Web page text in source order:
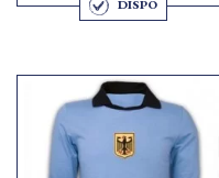
DISPO